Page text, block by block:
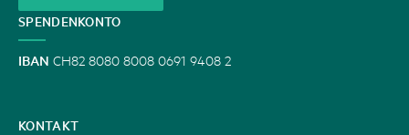
SPENDENKONTO
IBAN CH82 8080 8008 0691 9408 2
KONTAKT